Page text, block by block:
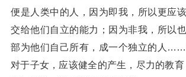
便是人类中的人，因为即我，所以更应
交给他们自立的能力；因为非我，所以
部为他们自己所有，成一个独立的人
对于子女，应该健全的产生，尽力的教育